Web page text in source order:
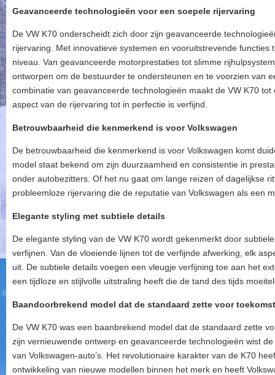
Geavanceerde technologieën voor een soepele rijervaring
De VW K70 onderscheidt zich door zijn geavanceerde
rijervaring. Met innovatieve systemen en vooruitstrevende
niveau. Van geavanceerde motorprestaties tot slimme
ontworpen om de bestuurder te ondersteunen en te voorzien van
combinatie van geavanceerde technologieën maakt de VW K70
aspect van de rijervaring tot in perfectie is verfijnd.
Betrouwbaarheid die kenmerkend is voor Volkswagen
De betrouwbaarheid die kenmerkend is voor Volkswagen komt
model staat bekend om zijn duurzaamheid en consistentie in
onder autobezitters. Of het nu gaat om lange reizen of dagelijkse
probleemloze rijervaring die de reputatie van Volkswagen als een
Elegante styling met subtiele details
De elegante styling van de VW K70 wordt gekenmerkt door
verfijnen. Van de vloeiende lijnen tot de verfijnde afwerking, elk
uit. De subtiele details voegen een vleugje verfijning toe aan het
een tijdloze en stijlvolle uitstraling heeft die de tand des tijds
Baandoorbrekend model dat de standaard zette voor
De VW K70 was een baanbrekend model dat de standaard zette
zijn vernieuwende ontwerp en geavanceerde technologieën wist
van Volkswagen-auto’s. Het revolutionaire karakter van de K70
ontwikkeling van nieuwe modellen binnen het merk en heeft